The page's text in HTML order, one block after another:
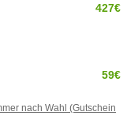
427€
59€
nach Wahl (Gutschein